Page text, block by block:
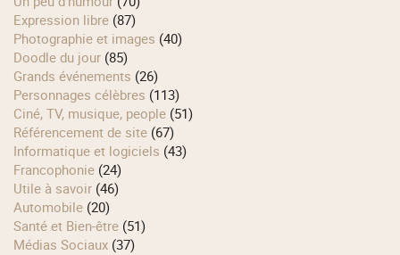
Expression libre (87)
Photographie et images (40)
Doodle du jour (85)
Grands événements (26)
Personnages célèbres (113)
Ciné, TV, musique, people (51)
Référencement de site (67)
Informatique et logiciels (43)
Francophonie (24)
Utile à savoir (46)
Automobile (20)
Santé et Bien-être (51)
Médias Sociaux (37)